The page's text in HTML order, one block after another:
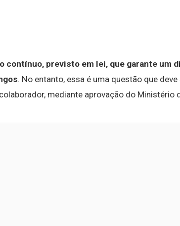
contínuo, previsto em lei, que garante um
. No entanto, essa é uma questão que deve
mediante aprovação do Ministério